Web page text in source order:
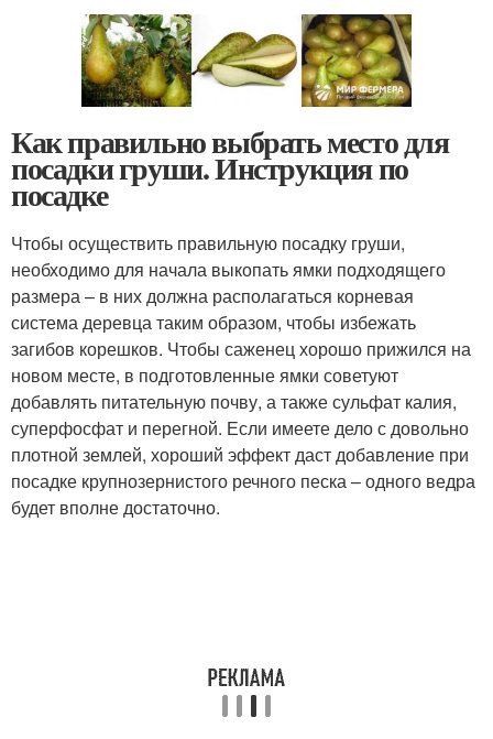
Как правильно выбрать место для
посадки груши. Инструкция по
посадке
Чтобы осуществить правильную посадку груши,
необходимо для начала выкопать ямки подходящего
размера – в них должна располагаться корневая
система деревца таким образом, чтобы избежать
загибов корешков. Чтобы саженец хорошо прижился на
новом месте, в подготовленные ямки советуют
добавлять питательную почву, а также сульфат калия,
суперфосфат и перегной. Если имеете дело с довольно
плотной землей, хороший эффект даст добавление при
посадке крупнозернистого речного песка – одного ведра
будет вполне достаточно.